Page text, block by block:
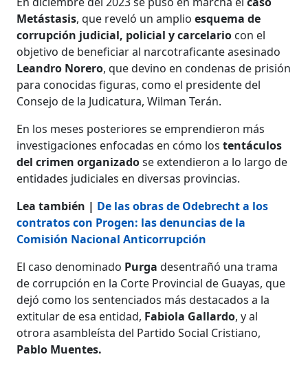
Metástasis, que reveló un amplio esquema de
corrupción judicial, policial y carcelario con el
objetivo de beneficiar al narcotraficante asesinado
Leandro Norero, que devino en condenas de prisión
para conocidas figuras, como el presidente del
Consejo de la Judicatura, Wilman Terán.
En los meses posteriores se emprendieron más
investigaciones enfocadas en cómo los tentáculos
del crimen organizadose extendieron a lo largo de
entidades judiciales en diversas provincias.
Lea también | De las obras de Odebrecht a los
contratos con Progen: las denuncias de la
Comisión Nacional Anticorrupción
El caso denominado Purgadesentrañó una trama
de corrupción en la Corte Provincial de Guayas, que
dejó como los sentenciados más destacados a la
extitular de esa entidad, Fabiola Gallardo, y al
otrora asambleísta del Partido Social Cristiano,
Pablo Muentes.